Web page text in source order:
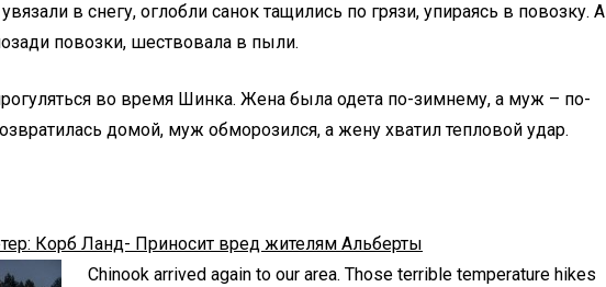
в снегу, оглобли санок тащились по грязи, упираясь в повозку. А
повозки, шествовала в пыли.
во время Шинка. Жена была одета по-зимнему, а муж – по-
домой, муж обморозился, а жену хватил тепловой удар.
Корб Ланд- Приносит вред жителям Альберты
Chinook arrived again to our area. Those terrible temperature hikes